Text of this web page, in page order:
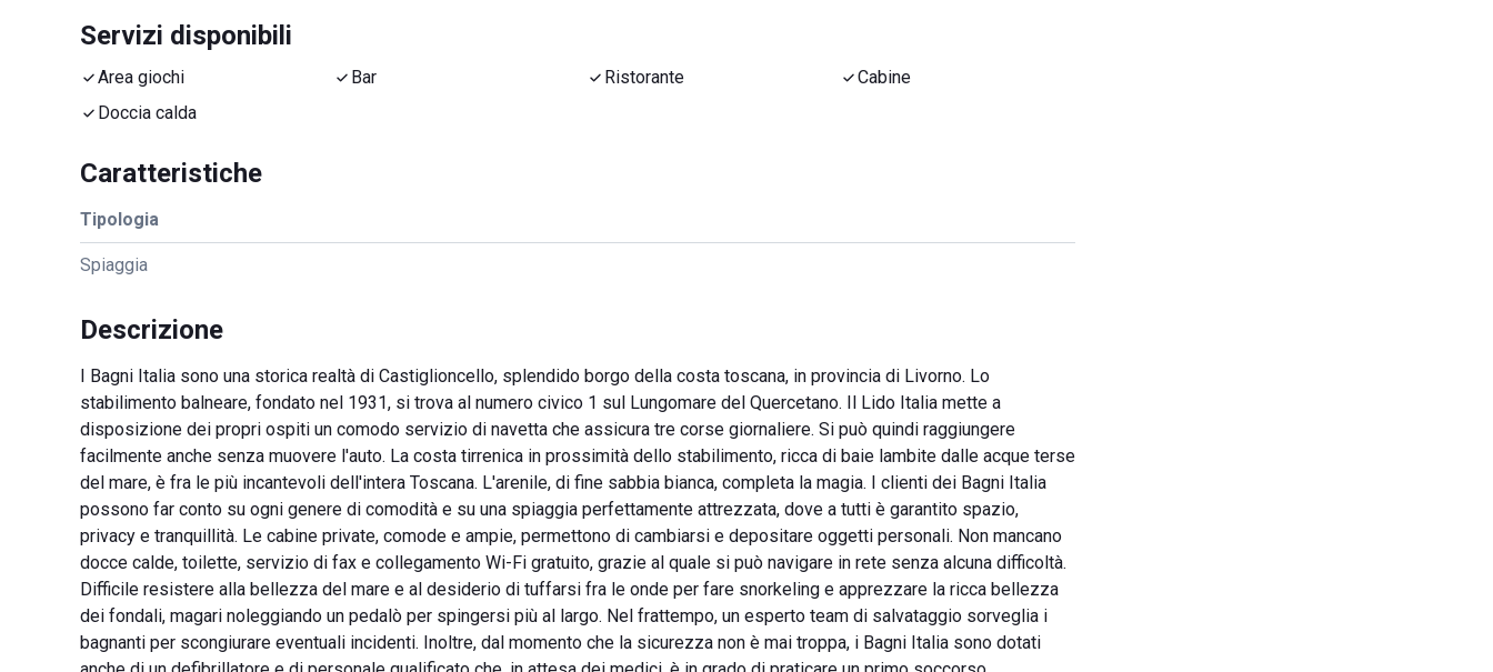
Servizi disponibili
Area giochi Bar Ristorante
Cabine
Doccia calda
Caratteristiche
Tipologia
Spiaggia
Descrizione
I Bagni Italia sono una storica realtà di Castiglioncello, splendido borgo della costa toscana, in provincia di Livorno. Lo
stabilimento balneare, fondato nel 1931, si trova al numero civico 1 sul Lungomare del Quercetano. Il Lido Italia mette a
disposizione dei propri ospiti un comodo servizio di navetta che assicura tre corse giornaliere. Si può quindi raggiungere
facilmente anche senza muovere l'auto. La costa tirrenica in prossimità dello stabilimento, ricca di baie lambite dalle acque terse
del mare, è fra le più incantevoli dell'intera Toscana. L'arenile, di fine sabbia bianca, completa la magia. I clienti dei Bagni Italia
possono far conto su ogni genere di comodità e su una spiaggia perfettamente attrezzata, dove a tutti è garantito spazio,
privacy e tranquillità. Le cabine private, comode e ampie, permettono di cambiarsi e depositare oggetti personali. Non mancano
docce calde, toilette, servizio di fax e collegamento Wi-Fi gratuito, grazie al quale si può navigare in rete senza alcuna difficoltà.
Difficile resistere alla bellezza del mare e al desiderio di tuffarsi fra le onde per fare snorkeling e apprezzare la ricca bellezza
dei fondali, magari noleggiando un pedalò per spingersi più al largo. Nel frattempo, un esperto team di salvataggio sorveglia i
bagnanti per scongiurare eventuali incidenti. Inoltre, dal momento che la sicurezza non è mai troppa, i Bagni Italia sono dotati